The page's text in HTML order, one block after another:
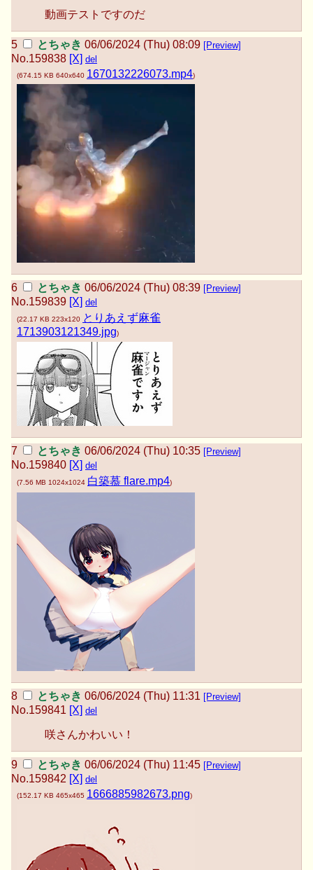
動画テストですのだ
とちゃき 06/06/2024 (Thu) 08:09 [Preview]
No.159838 [X] del
(674.15 KB 640x640 1670132226073.mp4)
とちゃき 06/06/2024 (Thu) 08:39 [Preview]
No.159839 [X] del
(22.17 KB 223x120 とりあえず麻雀
1713903121349.jpg)
とちゃき 06/06/2024 (Thu) 10:35 [Preview]
No.159840 [X] del
(7.56 MB 1024x1024 白築慕 flare.mp4)
とちゃき 06/06/2024 (Thu) 11:31 [Preview]
No.159841 [X] del
咲さんかわいい！
とちゃき 06/06/2024 (Thu) 11:45 [Preview]
No.159842 [X] del
(152.17 KB 465x465 1666885982673.png)